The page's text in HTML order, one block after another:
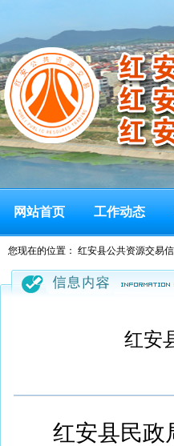
网站首页 工作动态
您现在的位置： 红安县公共资源交易
红安
红安县民政